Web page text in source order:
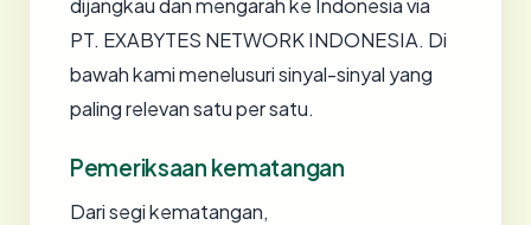
dijangkau dan mengarah ke Indonesia via
PT. EXABYTES NETWORK INDONESIA. Di
bawah kami menelusuri sinyal-sinyal yang
paling relevan satu per satu.
Pemeriksaan kematangan
Dari segi kematangan,